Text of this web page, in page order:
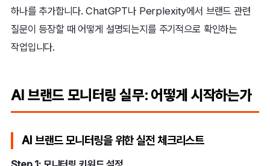
하나를 추가합니다. ChatGPT나 Perplexity에서 브랜드 관련
질문이 등장할 때 어떻게 설명되는지를 주기적으로 확인하는
작업입니다.
AI 브랜드 모니터링 실무: 어떻게 시작하는가
AI 브랜드 모니터링을 위한 실전 체크리스트